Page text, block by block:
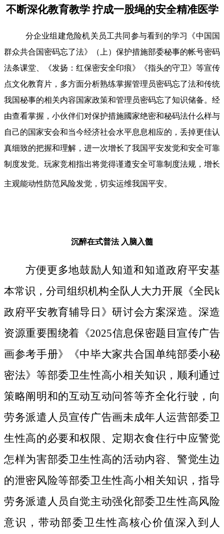
不断深化教育教学 拧成一股绳的安全精准医学
分企业组建危险机关员工共同参与看到的学习《中国国
群众共合国密码忘了法》（上）保护措施部委秘事的帐号密码
法条课堂、《发扬：红保密安全印痕》《指头的守卫》等宣传
点文化教育片，多方面分析熟练掌握管理员密码忘了法和传统
我国秘事的相关内容国家政策和管理员密码忘了知识储备。经
由查看掌握，小伙伴们对保护措施國家绝密和秘码法什么样与
自己的国家安会和当今经济社会水平息息相应的，丢掉更佳认
真细致的把握和理解，进一次增长了我国平安发觉和安全可靠
制度发觉。玩家竞相指出将觉得谨遵安全可靠制度法规，增长
主观能动性防范风险发觉，切实运维我国平安。
沉醉在式普法 入脑入髓
方便更多地鼓励人知道和知道政府平安基
本常识，分司组织机构全队人大力开展《全民k
政府平安教育辅导日》研讨会方案深造。深造
资源重要围绕着《2025信息保密题目宣传广告
画参考手册》《中毕大家共合国单纯部委小秘
密法》等部委卫生性高小相关知识，顺利通过
策略阐明和的互动互动问答等齐全化行驶，向
劳务派遣人员宣传广告画未成年人运营部委卫
生性高的必要和权限、定期衣食住行中应警觉
怎样为害部委卫生性高的活动内容、警觉生边
的泄密风险等部委卫生性高小相关知识，指导
劳务派遣人员自觉主动强化部委卫生性高风险
意识，带动部委卫生性高核心价值深入到人